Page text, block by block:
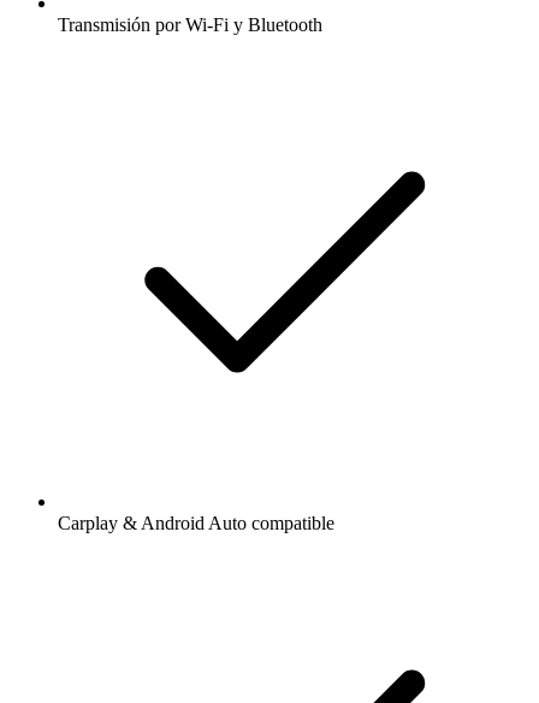
Transmisión por Wi-Fi y Bluetooth
Carplay & Android Auto compatible